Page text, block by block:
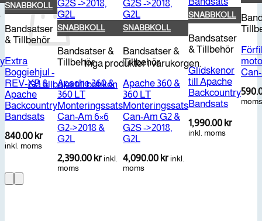
Inga produkter i varukorgen.
Gå tillbaka till butiken
SNABBKOLL
Bandsatser
& Tillbehör
Extra
Boggiehjul -
REV-XP &
Apache
Backcountry
Bandsats
840.00 kr
inkl. moms
SNABBKOLL
Bandsatser &
Tillbehör
Apache 360 &
360 LT
Monteringssats
Can-Am 6×6
G2->2018 &
G2L
2,390.00 krinkl.
moms
SNABBKOLL
Bandsatser &
Tillbehör
Apache 360 &
360 LT
Monteringssats
Can-Am G2 &
G2S ->2018,
G2L
4,090.00 krinkl.
moms
SNABBKOLL
Bandsatser
& Tillbehör
Glidskenor
till Apache
Backcountry
Bandsats
1,990.00 kr
inkl. moms